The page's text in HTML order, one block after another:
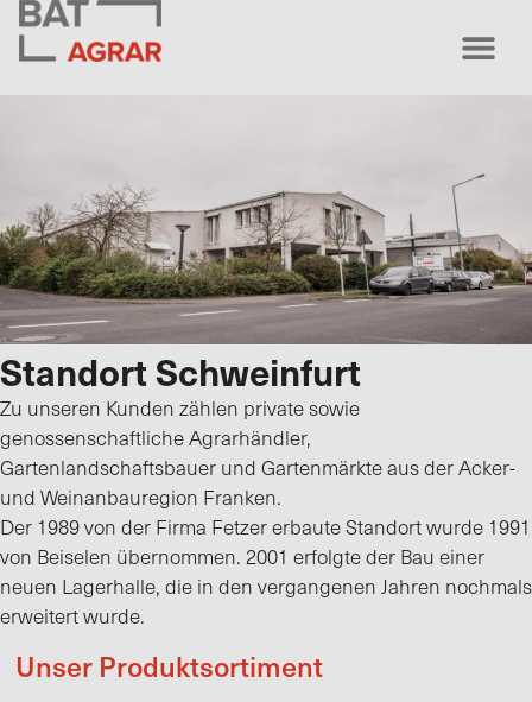
Standort Schweinfurt
Zu unseren Kunden zählen private sowie
genossenschaftliche Agrarhändler,
Gartenlandschaftsbauer und Gartenmärkte aus der Acker-
und Weinanbauregion Franken.
Der 1989 von der Firma Fetzer erbaute Standort wurde 1991
von Beiselen übernommen. 2001 erfolgte der Bau einer
neuen Lagerhalle, die in den vergangenen Jahren nochmals
erweitert wurde.
Unser Produktsortiment